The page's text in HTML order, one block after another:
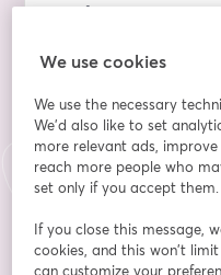
Une famille, c'est un
ensemble, parfois sur
la création d'une feuille
- Les règles karmiques
une famille peut
amour fraternel,
- Les ancêtres vous
des pans entiers
We use cookies
We use the necessary
We'd also like to set
more relevant ads,
reach more people who
set only if you accept them.
If you close this message,
cookies, and this won’t
can customize your